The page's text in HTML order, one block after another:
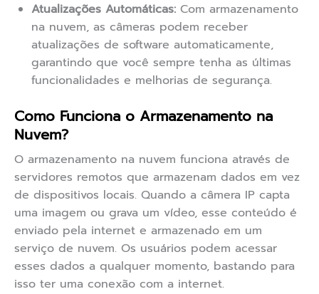
Atualizações Automáticas: Com armazenamento
na nuvem, as câmeras podem receber
atualizações de software automaticamente,
garantindo que você sempre tenha as últimas
funcionalidades e melhorias de segurança.
Como Funciona o Armazenamento na
Nuvem?
O armazenamento na nuvem funciona através de
servidores remotos que armazenam dados em vez
de dispositivos locais. Quando a câmera IP capta
uma imagem ou grava um vídeo, esse conteúdo é
enviado pela internet e armazenado em um
serviço de nuvem. Os usuários podem acessar
esses dados a qualquer momento, bastando para
isso ter uma conexão com a internet.